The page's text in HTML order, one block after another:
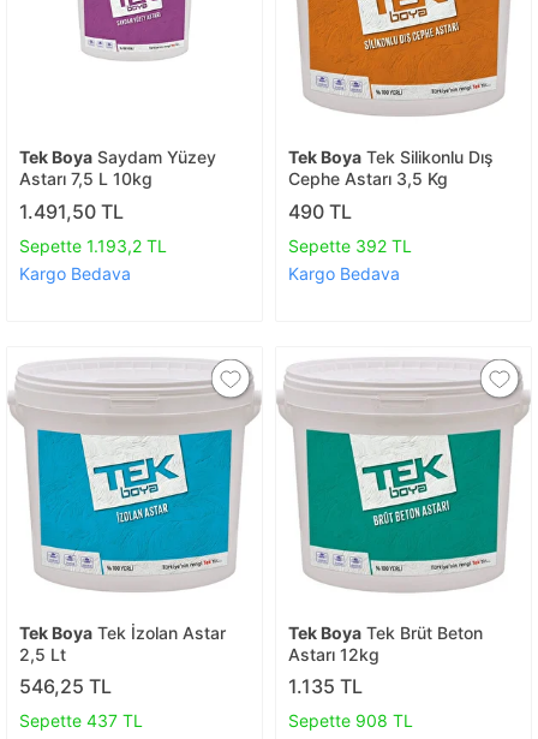
Tek Boya Saydam Yüzey
Astarı 7,5 L 10kg
1.491,50 TL
Sepette 1.193,2 TL
Kargo Bedava
Tek Boya Tek Silikonlu Dış
Cephe Astarı 3,5 Kg
490 TL
Sepette 392 TL
Kargo Bedava
Tek Boya Tek İzolan Astar
2,5 Lt
546,25 TL
Sepette 437 TL
Tek Boya Tek Brüt Beton
Astarı 12kg
1.135 TL
Sepette 908 TL